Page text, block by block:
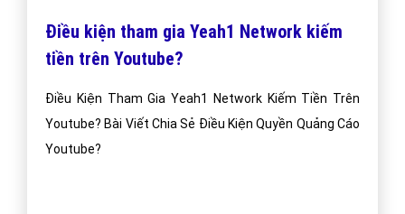
Điều kiện tham gia Yeah1 Network kiếm
tiền trên Youtube?
Điều Kiện Tham Gia Yeah1 Network Kiếm Tiền Trên
Youtube? Bài Viết Chia Sẻ Điều Kiện Quyền Quảng Cáo
Youtube?